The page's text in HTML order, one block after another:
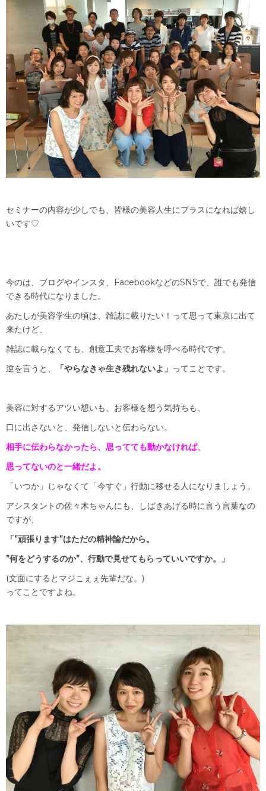
セミナーの内容が少しでも、皆様の美容人生にプラスになれば嬉し
いです♡
今のは、ブログやインスタ、FacebookなどのSNSで、誰でも発信
できる時代になりました。
あたしが美容学生の頃は、雑誌に載りたい！って思って東京に出て
来たけど、
雑誌に載らなくても、創意工夫でお客様を呼べる時代です。
逆を言うと、
「やらなきゃ生き残れないよ」 ってことです。
美容に対するアツい想いも、お客様を想う気持ちも、
口に出さないと、発信しないと伝わらない。
相手に伝わらなかったら、思ってても動かなければ、
思ってないのと一緒だよ。
「いつか」じゃなくて「今すぐ」行動に移せる人になりましょう。
アシスタントの佐々木ちゃんにも、しばきあげる時に言う言葉なの
ですが、
「”頑張ります”はただの精神論だから。
”何をどうするのか”、行動で見せてもらっていいですか。」
(文面にするとマジこぇぇ先輩だな。)
ってことですよね。